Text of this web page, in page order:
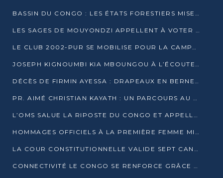
BASSIN DU CONGO : LES ÉTATS FORESTIERS MISENT SUR LES MARCHÉS CARBONE
LES SAGES DE MOUYONDZI APPELLENT À VOTER DENIS SASSOU-NGUESSO
LE CLUB 2002-PUR SE MOBILISE POUR LA CAMPAGNE
JOSEPH KIGNOUMBI KIA MBOUNGOU À L’ÉCOUTE DE TALANGAÏ
DÉCÈS DE FIRMIN AYESSA : DRAPEAUX EN BERNE LUNDI
PR. AIMÉ CHRISTIAN KAYATH : UN PARCOURS AU SERVICE DE LA RECHERCHE ET DE L’INNOVATION
L’OMS SALUE LA RIPOSTE DU CONGO ET APPELLE À DES RÉFORMES DURABLES
HOMMAGES OFFICIELS À LA PREMIÈRE FEMME MINISTRE DU CONGO
LA COUR CONSTITUTIONNELLE VALIDE SEPT CANDIDATURES POUR LA PRÉSIDENTIELLE
CONNECTIVITÉ LE CONGO SE RENFORCE GRÂCE AU CÂBLE 2AFRICA